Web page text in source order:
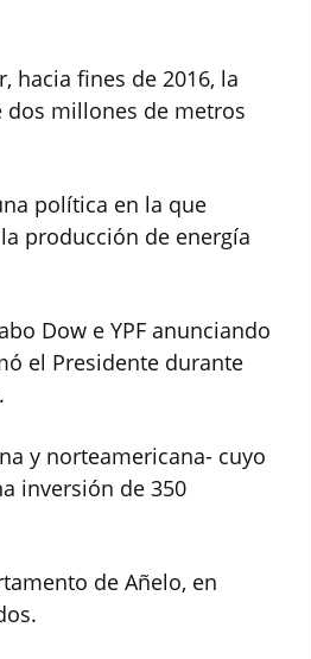
hacia fines de 2016, la
dos millones de metros
política en la que
producción de energía
Dow e YPF anunciando
el Presidente durante
y norteamericana- cuyo
inversión de 350
de Añelo, en